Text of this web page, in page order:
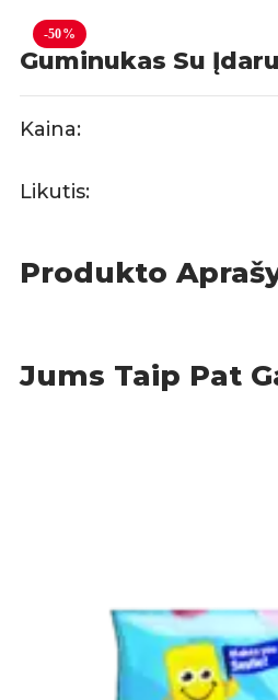
-50%
Guminukas Su
Kaina:
Likutis:
Produkto
Jums Taip Pat